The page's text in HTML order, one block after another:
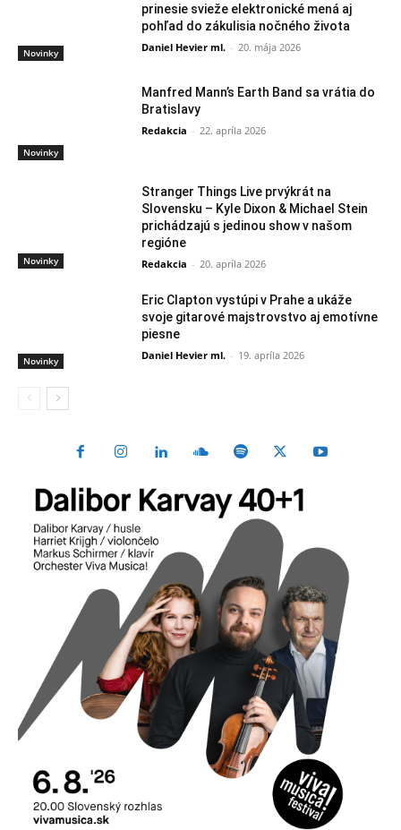
Novinky
prinesie svieže elektronické mená aj
pohľad do zákulisia nočného života
Daniel Hevier ml. - 20. mája 2026
Novinky
Manfred Mann’s Earth Band sa vrátia do
Bratislavy
Redakcia - 22. apríla 2026
Novinky
Stranger Things Live prvýkrát na
Slovensku – Kyle Dixon & Michael Stein
prichádzajú s jedinou show v našom
regióne
Redakcia - 20. apríla 2026
Novinky
Eric Clapton vystúpi v Prahe a ukáže
svoje gitarové majstrovstvo aj emotívne
piesne
Daniel Hevier ml. - 19. apríla 2026